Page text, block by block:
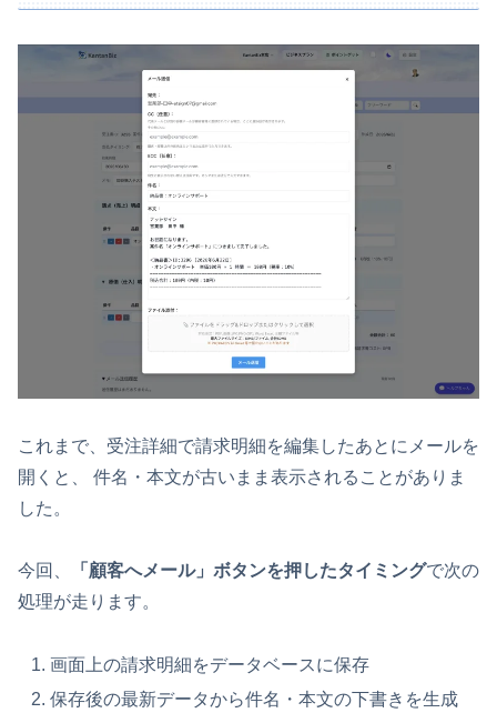
これまで、受注詳細で請求明細を編集したあとにメールを
開くと、 件名・本文が古いまま表示されることがありま
した。
今回、 「顧客へメール」ボタンを押したタイミングで次の
処理が走ります。
画面上の請求明細をデータベースに保存
保存後の最新データから件名・本文の下書きを生成